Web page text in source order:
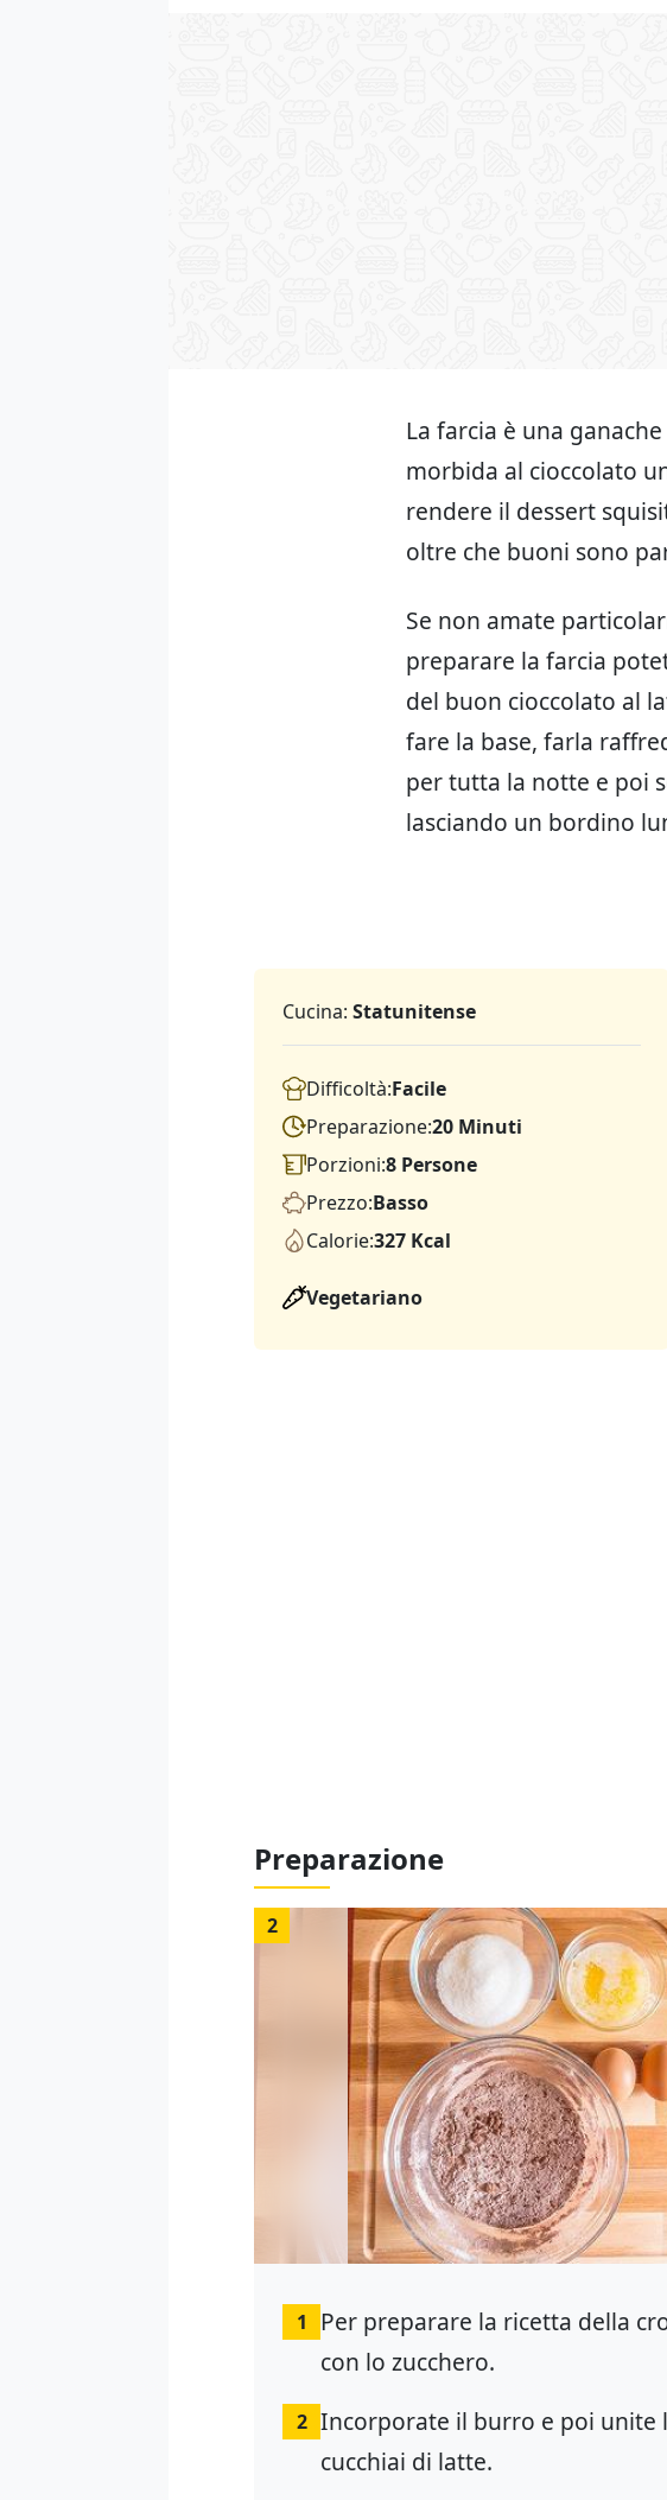
La farcia è una
morbida al cioccolato
rendere il dessert
oltre che buoni sono
Se non amate
preparare la farcia
del buon cioccolato al
fare la base, farla
per tutta la notte e poi
lasciando un bordino
Cucina: Statunitense
Difficoltà:Facile
Preparazione:20 Minuti
Porzioni:8 Persone
Prezzo:Basso
Calorie:327 Kcal
Vegetariano
Preparazione
2
1
Per preparare la ricetta della
con lo zucchero.
2 Incorporate il burro e poi unite
cucchiai di latte.